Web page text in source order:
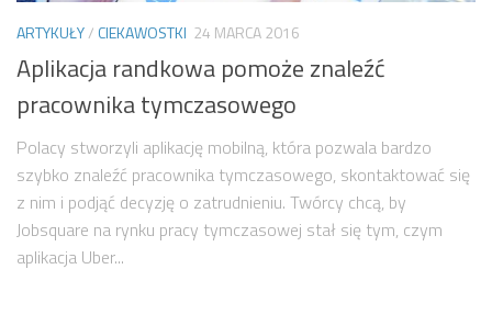
ARTYKUŁY/ CIEKAWOSTKI 24 MARCA 2016
Aplikacja randkowa pomoże znaleźć
pracownika tymczasowego
Polacy stworzyli aplikację mobilną, która pozwala bardzo
szybko znaleźć pracownika tymczasowego, skontaktować się
z nim i podjąć decyzję o zatrudnieniu. Twórcy chcą, by
Jobsquare na rynku pracy tymczasowej stał się tym, czym
aplikacja Uber...